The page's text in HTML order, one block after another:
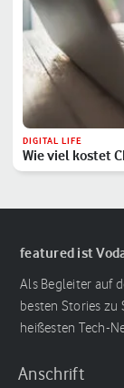
DIGITAL LIFE
Wie viel kostet
featured ist
Als Begleiter auf
besten Stories zu
heißesten Tech-
Anschrift